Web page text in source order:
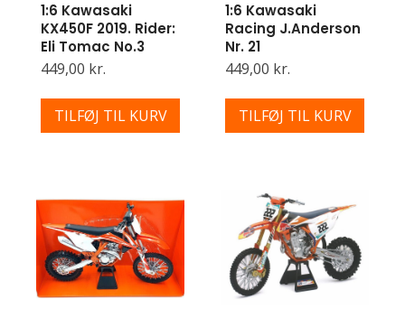
1:6 Kawasaki
KX450F 2019. Rider:
Eli Tomac No.3
449,00 kr.
TILFØJ TIL KURV
1:6 Kawasaki
Racing J.Anderson
Nr. 21
449,00 kr.
TILFØJ TIL KURV